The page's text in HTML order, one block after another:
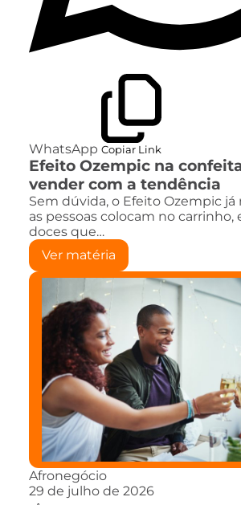
WhatsApp Copiar Link
Efeito Ozempic na
vender com a tendência
Sem dúvida, o Efeito Ozempic
as pessoas colocam no carrinho,
doces que…
Ver matéria
Afronegócio
29 de julho de 2026